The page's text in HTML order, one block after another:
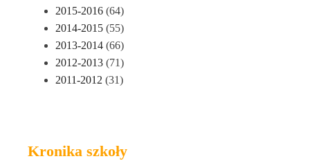
2015-2016 (64)
2014-2015 (55)
2013-2014 (66)
2012-2013 (71)
2011-2012 (31)
Kronika szkoły